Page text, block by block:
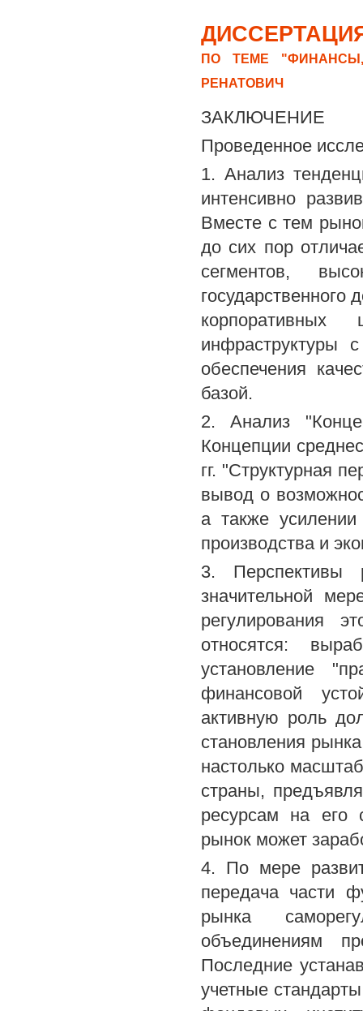
ПО ТЕМЕ
РЕНАТОВИЧ
ЗАКЛЮЧЕНИЕ
Проведенное
1. Анализ
интенсивно
Вместе с тем
до сих пор
сегментов,
государственного
инфраструктуры
обеспечения
базой.
2. Анализ
Концепции
гг. "Структурная
вывод о
а также
производства и
3. Перспективы
значительной
регулирования
относятся:
установление
финансовой
активную роль
становления
настолько
страны,
ресурсам на его
рынок может
4. По мере
передача части
рынка
объединениям
Последние
учетные